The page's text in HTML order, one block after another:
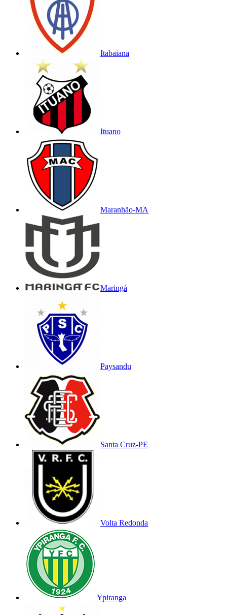
Itabaiana
Ituano
Maranhão-MA
Maringá
Paysandu
Santa Cruz-PE
Volta Redonda
Ypiranga